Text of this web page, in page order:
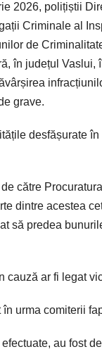
2026, polițiștii
Criminale al
de
în județul Vaslui,
grave.
desfășurate
către
dintre acestea
să predea
cauză ar fi legat
urma comiterii
efectuate, au fost